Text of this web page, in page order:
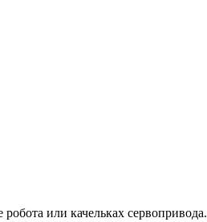
или качельках сервопривода.